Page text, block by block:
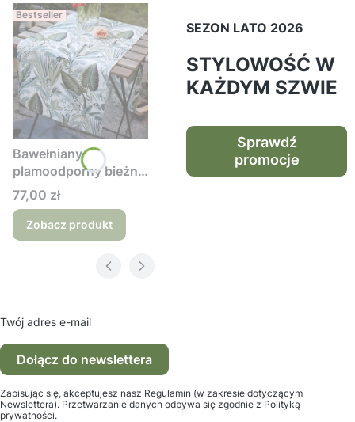
Bestseller
Bawełniany
plamoodporny bieżnik
z wzorem Tropikalne
liście
Cena
77,00 zł
Zobacz produkt
SEZON LATO 2026
STYLOWOŚĆ W
KAŻDYM SZWIE
Sprawdź
promocje
Twój adres e-mail
Dołącz do newslettera
Zapisując się, akceptujesz nasz Regulamin (w zakresie dotyczącym
Newslettera). Przetwarzanie danych odbywa się zgodnie z Polityką
prywatności.